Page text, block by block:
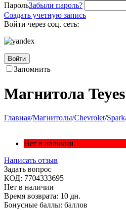
ПарольЗабыли пароль?
Создать учетную запись
Войти через соц. сеть:
Войти
Запомнить
Магнитола
Главная/Магнитолы/Chevrolet/Spark
Нет в наличии
Написать отзыв
Задать вопрос
КОД: 7704333695
Нет в наличии
Время возврата: 10 дн.
Бонусные баллы: баллов